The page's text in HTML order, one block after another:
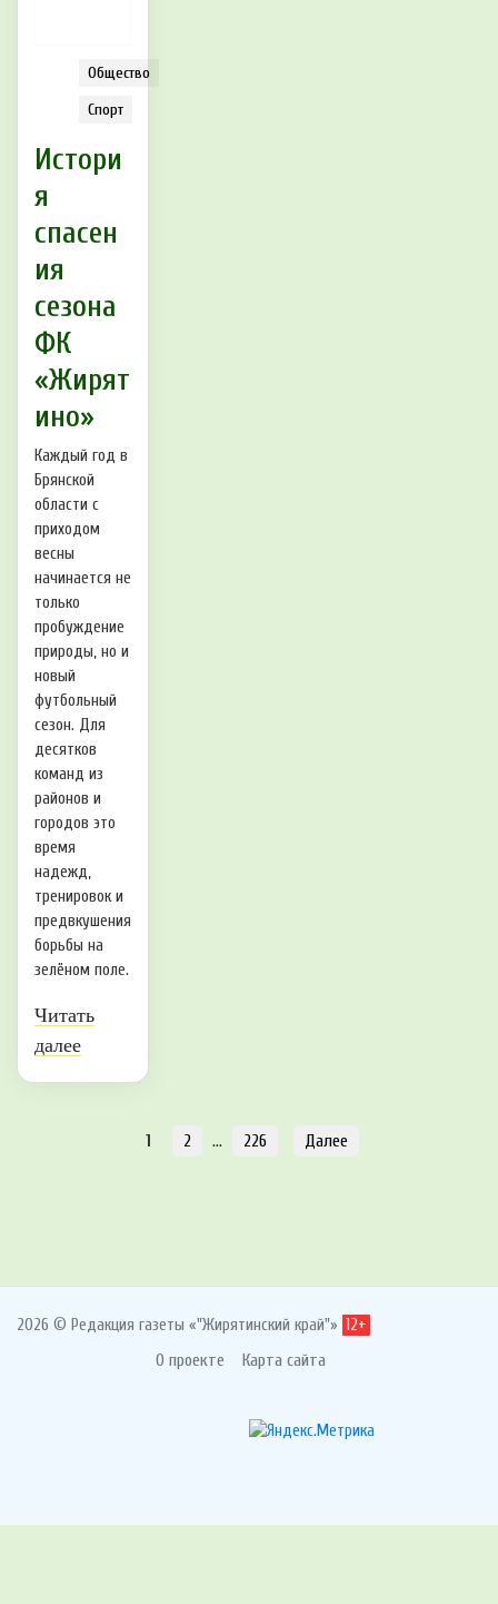
Общество
Спорт
Истори
я
спасен
ия
сезона
ФК
«Жирят
ино»
Каждый год в
Брянской
области с
приходом
весны
начинается не
только
пробуждение
природы, но и
новый
футбольный
сезон. Для
десятков
команд из
районов и
городов это
время
надежд,
тренировок и
предвкушения
борьбы на
зелёном поле.
Читать
далее
1 2 … 226 Далее
2026 © Редакция газеты «"Жирятинский край"» 12+
О проекте Карта сайта